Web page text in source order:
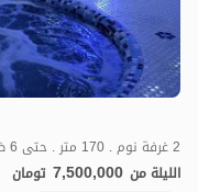
2 غرفة نوم . 170 متر . حتى 6 ضيف
الليلة من 7,500,000 تومان